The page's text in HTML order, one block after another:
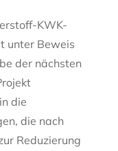
KWK-
unter Beweis
der nächsten
die
die nach
Reduzierung